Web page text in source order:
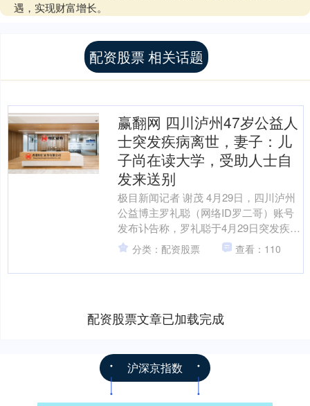
遇，实现财富增长。
配资股票 相关话题
赢翻网 四川泸州47岁公益人
士突发疾病离世，妻子：儿
子尚在读大学，受助人士自
发来送别
极目新闻记者 谢茂 4月29日，四川泸州
公益博主罗礼聪（网络ID罗二哥）账号
发布讣告称，罗礼聪于4月29日突发疾病
离世，享年47岁。 公开资料显示，罗礼
聪是泸州....
分类：配资股票 查看：110
配资股票文章已加载完成
沪深京指数